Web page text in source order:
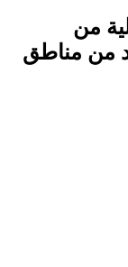
من
من مناطق